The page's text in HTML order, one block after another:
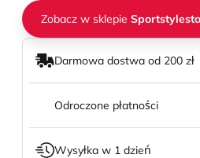
Zobacz w sklepie
Darmowa dostwa od 200 zł
Odroczone płatności
Wysyłka w 1 dzień